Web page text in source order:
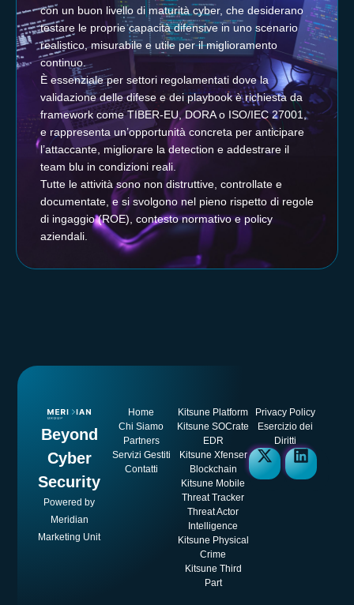
con un buon livello di maturità cyber, che desiderano
testare le proprie capacità difensive in uno scenario
realistico, misurabile e utile per il miglioramento
continuo.
È essenziale per settori regolamentati dove la
validazione delle difese e dei playbook è richiesta da
framework come TIBER-EU, DORA o ISO/IEC 27001,
e rappresenta un’opportunità concreta per anticipare
l’attaccante, migliorare la detection e addestrare il
team blu in condizioni reali.
Tutte le attività sono non distruttive, controllate e
documentate, e si svolgono nel pieno rispetto di regole
di ingaggio (ROE), contesto normativo e policy
aziendali.
Beyond
Cyber
Security
Powered by
Meridian
Marketing Unit
Home
Chi Siamo
Partners
Servizi Gestiti
Contatti
Kitsune Platform
Kitsune SOCrate
EDR
Kitsune Xfenser
Blockchain
Kitsune Mobile
Threat Tracker
Threat Actor
Intelligence
Kitsune Physical
Crime
Kitsune Third
Part
Privacy Policy
Esercizio dei
Diritti